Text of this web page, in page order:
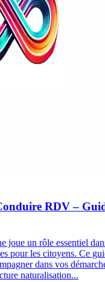
RDV –
joue un rôle essentiel
pour les citoyens. Ce
dans vos
naturalisation...